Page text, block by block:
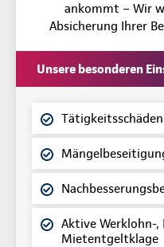
ankommt – Wir
Absicherung Ihrer
Unsere besonderen
Tätigkeitsschäden
Aktive Werklohn-,
Mietentgeltklage